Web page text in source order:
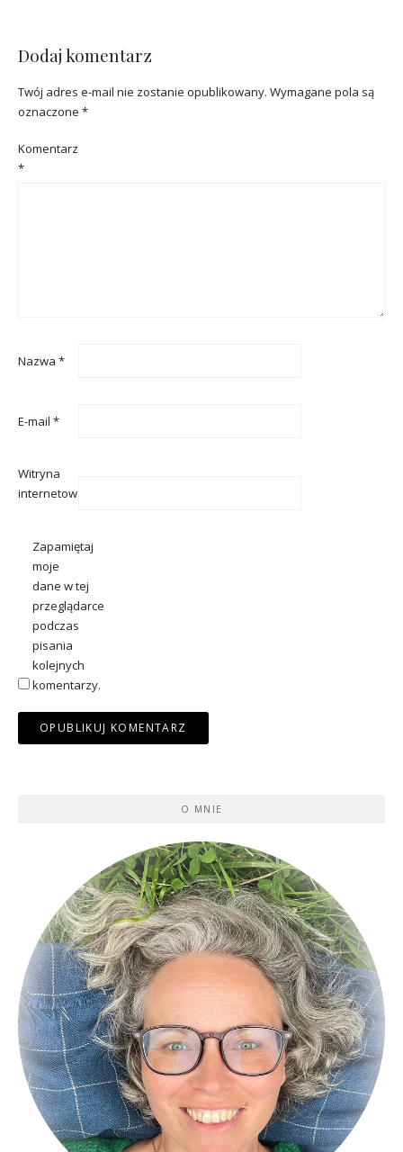
Dodaj komentarz
Twój adres e-mail nie zostanie opublikowany. Wymagane pola są
oznaczone *
Komentarz
*
Nazwa *
E-mail *
Witryna
internetowa
Zapamiętaj
moje
dane w tej
przeglądarce
podczas
pisania
kolejnych
komentarzy.
O MNIE